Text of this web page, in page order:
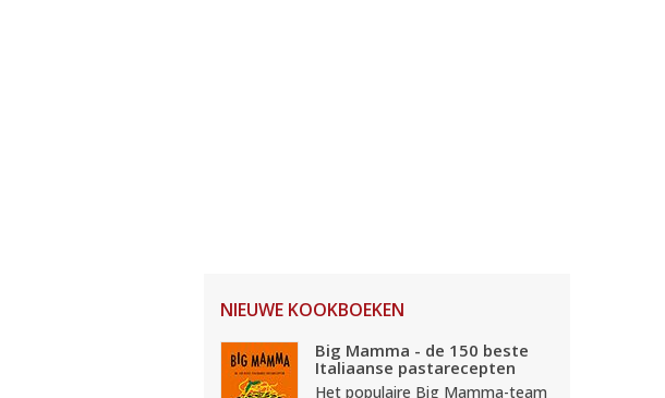
NIEUWE KOOKBOEKEN
Big Mamma - de 150 beste
Italiaanse pastarecepten
Het populaire Big Mamma-team